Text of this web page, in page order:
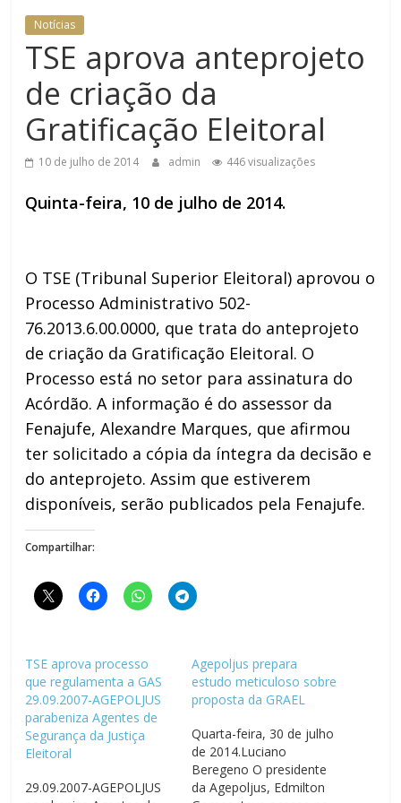
Notícias
TSE aprova anteprojeto
de criação da
Gratificação Eleitoral
10 de julho de 2014 admin 446 visualizações
Quinta-feira, 10 de julho de 2014.
O TSE (Tribunal Superior Eleitoral) aprovou o
Processo Administrativo 502-
76.2013.6.00.0000, que trata do anteprojeto
de criação da Gratificação Eleitoral. O
Processo está no setor para assinatura do
Acórdão. A informação é do assessor da
Fenajufe, Alexandre Marques, que afirmou
ter solicitado a cópia da íntegra da decisão e
do anteprojeto. Assim que estiverem
disponíveis, serão publicados pela Fenajufe.
Compartilhar:
TSE aprova processo
que regulamenta a GAS
29.09.2007-AGEPOLJUS
parabeniza Agentes de
Segurança da Justiça
Eleitoral
29.09.2007-AGEPOLJUS
Agepoljus prepara
estudo meticuloso sobre
proposta da GRAEL
Quarta-feira, 30 de julho
de 2014.Luciano
Beregeno O presidente
da Agepoljus, Edmilton